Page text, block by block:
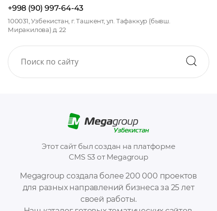
Megagroup создала более 200 000 проектов
для разных направлений бизнеса за 25 лет
своей работы.
Этот сайт был создан на платформе
CMS S3 от Megagroup
+998 (90) 997-64-43
100031, Узбекистан, г. Ташкент, ул. Тафаккур (бывш.
Миракилова) д. 22